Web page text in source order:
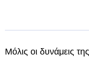
Μόλις οι δυνάμεις